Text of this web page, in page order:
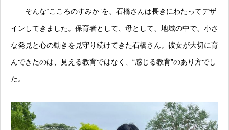
――そんな“こころのすみか”を、石橋さんは長きにわたってデザ
インしてきました。保育者として、母として、地域の中で、小さ
な発見と心の動きを見守り続けてきた石橋さん。彼女が大切に育
んできたのは、見える教育ではなく、“感じる教育”のあり方でし
た。